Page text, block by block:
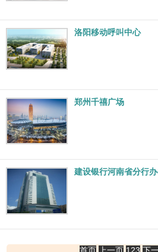
洛阳移动呼叫中心
郑州千禧广场
建设银行河南省分行